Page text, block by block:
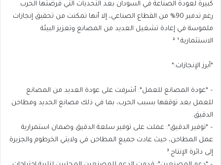
كبيرة لعودة الصناعة في السودان بعد التحديات التي فرضتها الحرب.
رغم تدمير 90% من القطاع الصناعي، إلا أنها تمكنت من تحقيق إنجازات
ملموسة في إعادة تشغيل العديد من المصانع وتعزيز البيئة
الاستثمارية.¹ ²
*أبرز الإنجازات:*
– *عودة المصانع للعمل*: أشرفت على عودة العديد من المصانع
للعمل بعد توقفها بسبب الحرب، بما في ذلك مصانع الحديد ومطاحن
الدقيق.
– *توفير الدقيق*: عملت على توفير سلعة الدقيق وضمان استمرارية
عمل المطاحن، حيث عادت جميع المطاحن في ولايتي الخرطوم والجزيرة
إلى دائرة الإنتاج.³